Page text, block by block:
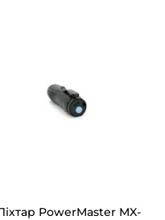
PowerMaster MX-